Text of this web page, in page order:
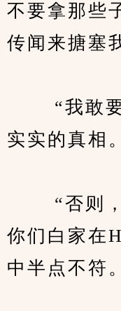
不要拿那些
传闻来搪塞
“我敢要
实实的真相
“否则，
你们白家在
中半点不符